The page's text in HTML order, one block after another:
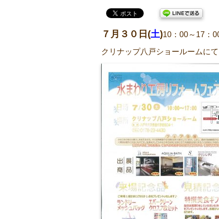
７月３０日(土)10：00～17：
クリナップ八戸ショールームにて